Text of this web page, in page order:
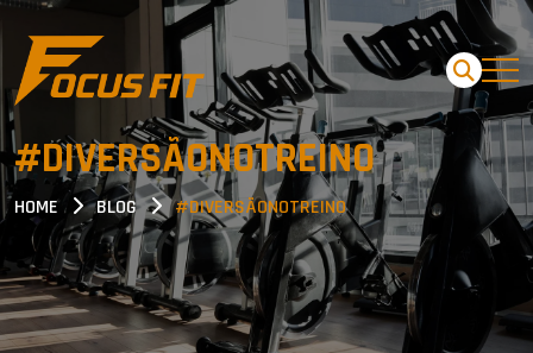
#DIVERSÃONOTREINO
HOME BLOG #DIVERSÃONOTREINO